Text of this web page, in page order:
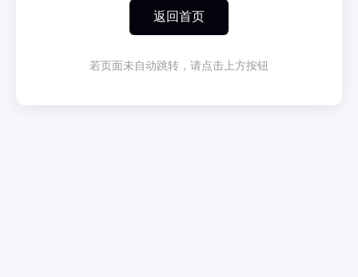
返回首页
若页面未自动跳转，请点击上方按钮